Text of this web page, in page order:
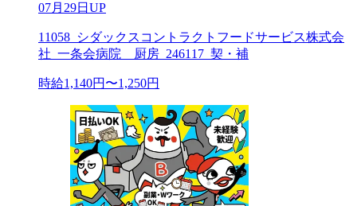
07月29日UP
11058_シダックスコントラクトフードサービス株式会
社_一条会病院 厨房_246117_契・補
時給1,140円〜1,250円